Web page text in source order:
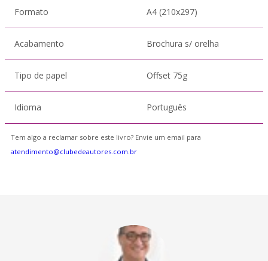
Formato A4 (210x297)
Acabamento Brochura s/ orelha
Tipo de papel Offset 75g
Idioma Português
Tem algo a reclamar sobre este livro? Envie um email para
atendimento@clubedeautores.com.br